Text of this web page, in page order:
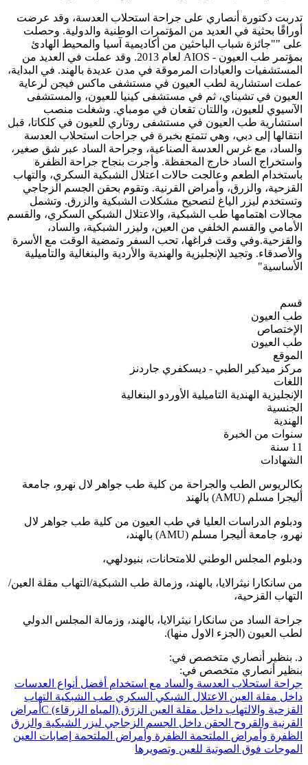
تدربت دكتورة أنصاري على جراحة استحلاب العدسة، وقد عرضت
أوراقًا بحثية في العديد من المؤتمرات الوطنية والدولية. وحصلت
على ""جائزة شباب الباحثين من أكاديمية آسيا والمحيط الهادئ
بمؤتمر طب العيون - AIOS لعام 2013. وقد عملت في العديد من
المستشفيات والعيادات المرموقة في مدن عديدة بالهند. في البداية،
عملت استشارية لطب العيون في مستشفى ماكس فيجن لرعاية
العيون في تشيناي، ثم في مستشفى كينيا للعيون، والمستشفى
الآسيوي للعيون، واللتان تقعان في مومباي. وشغلت منصب
استشارية طب العيون في مستشفى روتاري للعيون في كلكاتا، قبل
انتقالها إلى دبي، وهي تتمتع بخبرة في جراحات استحلاب العدسة
والساد، مع غرس العدسة الصناعية، وجراحة الساد عبر شق صغير،
واستخراج الساد خارج المحفظة. وأجرت بنجاح جراحة الظفرة
باستخدام الطعم وعالجت حالات اعتلال الشبكية السكري، والتهاب
القزحية، والزرق، وأمراض القرنية. وتقوم بحقن الجسم الزجاجي
وتستخدم ليزر الياغ لتصحيح مشكلات الشبكية والزرق. وتشمل
مجالات اهتمامها طب الشبكية، والاعتلال الشبكي السكري، والقسم
الأمامي والقسم الخلفي من العين، وليزر الشبكية، والساد،
والقزحية.وفي وقت فراغها، تحب السفر وتمضية الوقت مع الأسرة
والأصدقاء. وتجيد الإنجليزية والهندية والأردية والبنغالية والتاميلية
الأساسية"
قسم
طب العيون
الإختصاص
طب العيون
الموقع
مركز ميدكير الطبي - ديسكفري جاردنز
اللغات
الإنجليزية الهندية التاميلية الأوردو البنغالية
الجنسية
الهندية
سنوات من الخبرة
11 سنة
الشهادات
بكالريوس الطب والجراحة من كلية طب جواهر لال نهرو، جامعة
أليجرا مسلم (AMU) بالهند
ودبلوم الدراسات العليا في طب العيون من كلية طب جواهر لال
نهرو، جامعة أليجرا مسلم (AMU) بالهند،
ودبلوم المجلس الوطني للامتحانات، بنيودلهي،
من سانكارا نيثرالايا، بالهند، وزمالة طب الشبكية/التهاب مقلة العين/
التهاب القزحية،
جراحة الساد من سانكارا نيثرالايا، بالهند، وزمالة المجلس الدولي
لطب العيون (الجزء الاول منها).
د. بنظير أنصاري متخصص في:
بنظير أنصاري متخصص في:
جراحة استحلاب العدسة والساد مع استخدام أفضل أنواع العدسات
داخل مقلة العين الاعتلال الشبكي السكري طب الشبكية التهاب
القزحية والالتهاب داخل مقلة العين الزرَق (المياه الزرقاء)
Cأمراض
القرنية والقروح الحقن داخل الجسم الزجاجي ليزر الشبكية والزرق
الظفرة وأمراض الملتحمة الظفرة وأمراض الملتحمة إصابات العين
الموجات فوق الصوتية للعين وتصويرها